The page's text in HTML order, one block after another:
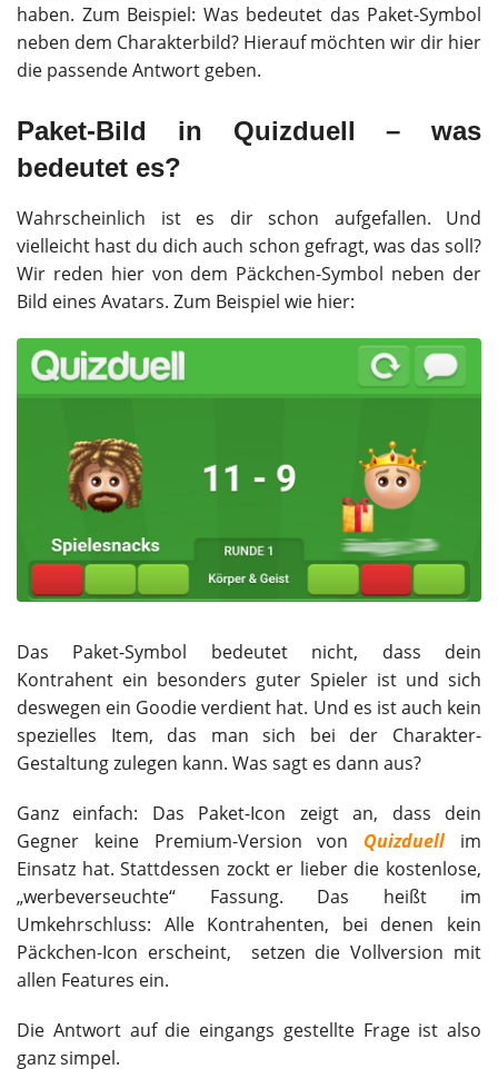
haben. Zum Beispiel: Was bedeutet das Paket-Symbol
neben dem Charakterbild? Hierauf möchten wir dir hier
die passende Antwort geben.
Paket-Bild in Quizduell – was
bedeutet es?
Wahrscheinlich ist es dir schon aufgefallen. Und
vielleicht hast du dich auch schon gefragt, was das soll?
Wir reden hier von dem Päckchen-Symbol neben der
Bild eines Avatars. Zum Beispiel wie hier:
Das Paket-Symbol bedeutet nicht, dass dein
Kontrahent ein besonders guter Spieler ist und sich
deswegen ein Goodie verdient hat. Und es ist auch kein
spezielles Item, das man sich bei der Charakter-
Gestaltung zulegen kann. Was sagt es dann aus?
Ganz einfach: Das Paket-Icon zeigt an, dass dein
Gegner keine Premium-Version von Quizduellim
Einsatz hat. Stattdessen zockt er lieber die kostenlose,
„werbeverseuchte“ Fassung. Das heißt im
Umkehrschluss: Alle Kontrahenten, bei denen kein
Päckchen-Icon erscheint, setzen die Vollversion mit
allen Features ein.
Die Antwort auf die eingangs gestellte Frage ist also
ganz simpel.